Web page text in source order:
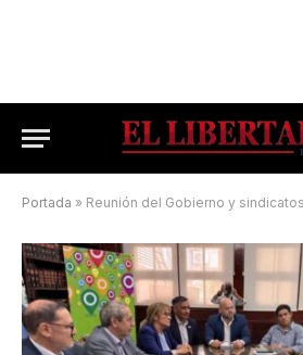
Portada » Reunión del Gobierno y sindicatos docentes: